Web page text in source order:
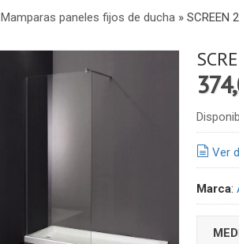
Mamparas paneles fijos de ducha» SCREEN
Ver
Marca: